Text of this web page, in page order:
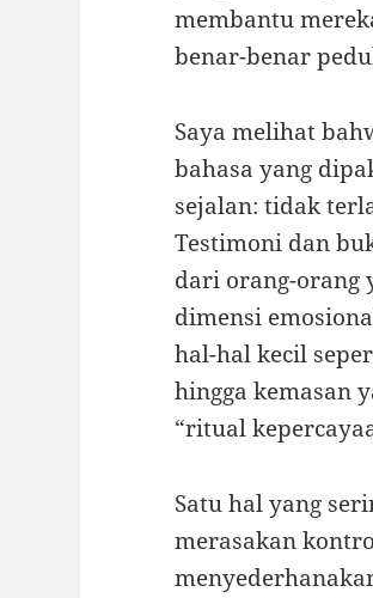
membantu
benar-benar
Saya melihat
bahasa yang
sejalan: tidak
Testimoni dan
dari orang-orang
dimensi
hal-hal kecil
hingga kemasan
“ritual
Satu hal yang
merasakan